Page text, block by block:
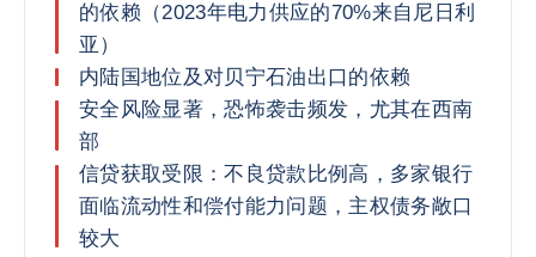
的依赖（2023年电力供应的70%来自尼日利
亚）
内陆国地位及对贝宁石油出口的依赖
安全风险显著，恐怖袭击频发，尤其在西南
部
信贷获取受限：不良贷款比例高，多家银行
面临流动性和偿付能力问题，主权债务敞口
较大